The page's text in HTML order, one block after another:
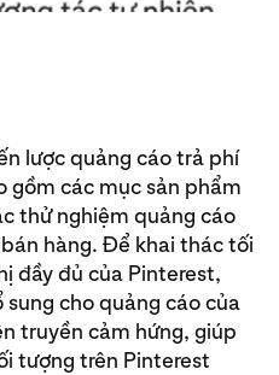
lược quảng cáo trả phí
gồm các mục sản phẩm
thử nghiệm quảng cáo
hàng. Để khai thác tối
đầy đủ của Pinterest,
cho quảng cáo của
truyền cảm hứng, giúp
tượng trên Pinterest